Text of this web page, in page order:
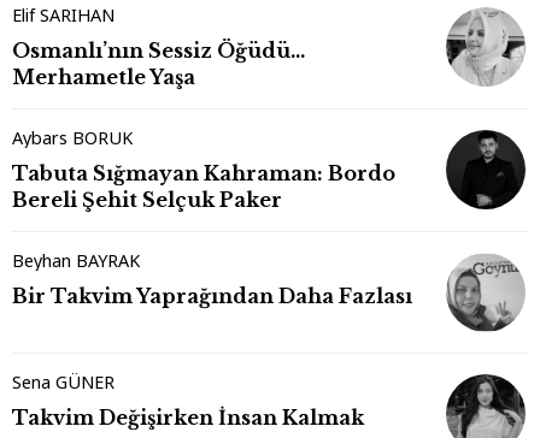
Elif SARIHAN
Osmanlı’nın Sessiz Öğüdü…
Merhametle Yaşa
Aybars BORUK
Tabuta Sığmayan Kahraman: Bordo
Bereli Şehit Selçuk Paker
Beyhan BAYRAK
Bir Takvim Yaprağından Daha Fazlası
Sena GÜNER
Takvim Değişirken İnsan Kalmak